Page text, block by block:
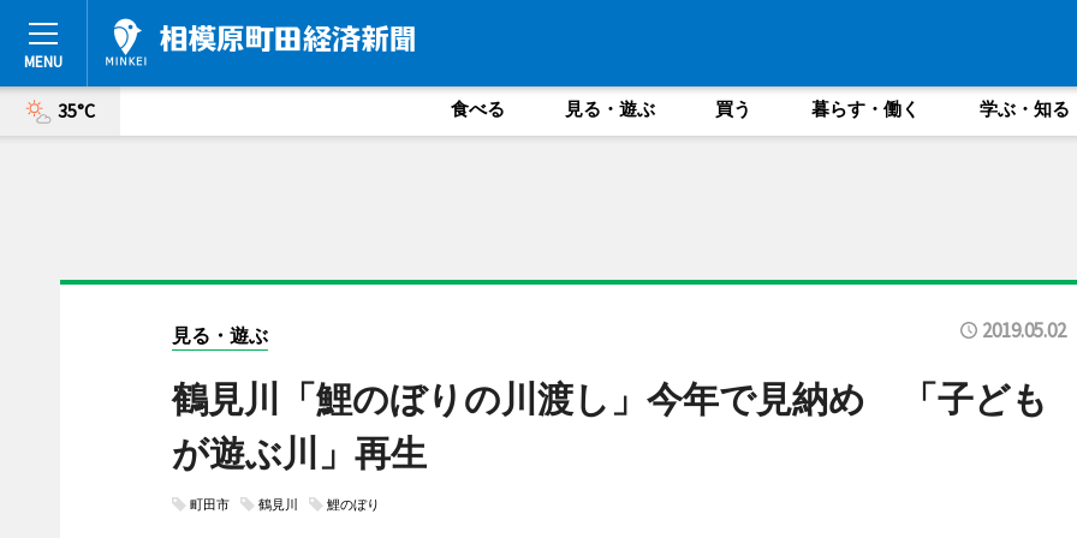
35°C 食べる 見る・遊ぶ 買う 暮らす・働く 学ぶ・知る
見る・遊ぶ 2019.05.02
鶴見川「鯉のぼりの川渡し」今年で見納め 「子ども
が遊ぶ川」再生
町田市 鶴見川 鯉のぼり